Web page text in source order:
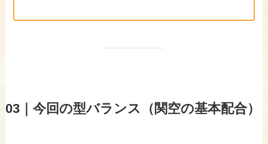
03｜今回の型バランス（関空の基本配合）